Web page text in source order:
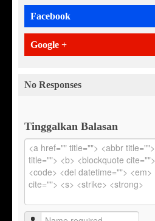
Facebook
Google +
No Responses
Tinggalkan Balasan